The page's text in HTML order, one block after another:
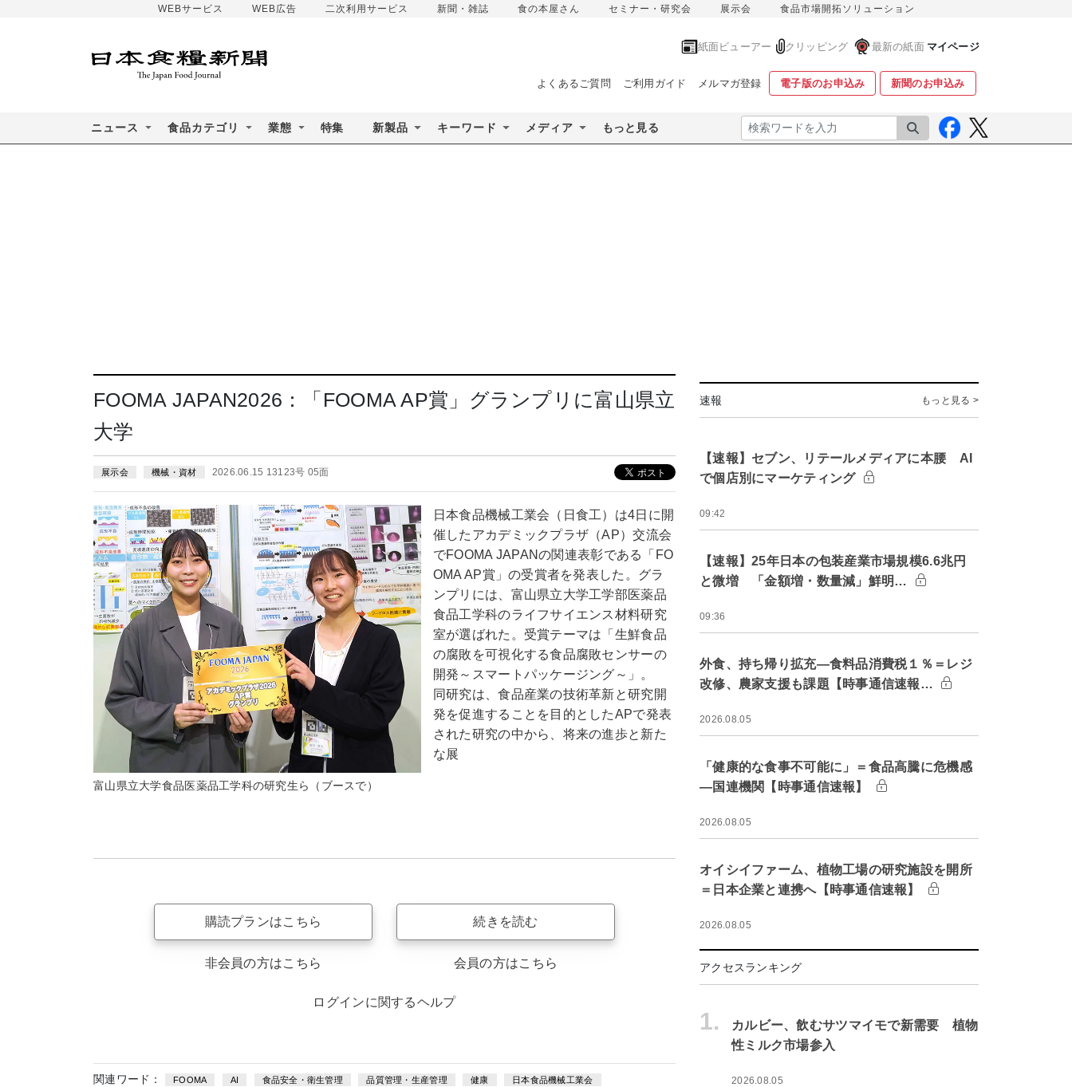
WEBサービス WEB広告 二次利用サービス 新聞・雑誌 食の本屋さん セミナー・研究会 展示会 食品市場開拓ソリューション
紙面ビューアー クリッピング 最新の紙面 マイページ
よくあるご質問 ご利用ガイド メルマガ登録 電子版のお申込み 新聞のお申込み
ニュース 食品カテゴリ 業態 特集 新製品 キーワード メディア もっと見る 検索
FOOMA JAPAN2026：「FOOMA AP賞」グランプリに富山県立
大学
展示会 機械・資材 2026.06.15 13123号 05面
富山県立大学食品医薬品工学科の研究生ら（ブースで）
日本食品機械工業会（日食工）は4日に開
催したアカデミックプラザ（AP）交流会
でFOOMA JAPANの関連表彰である「FO
OMA AP賞」の受賞者を発表した。グラ
ンプリには、富山県立大学工学部医薬品
食品工学科のライフサイエンス材料研究
室が選ばれた。受賞テーマは「生鮮食品
の腐敗を可視化する食品腐敗センサーの
開発～スマートパッケージング～」。
同研究は、食品産業の技術革新と研究開
発を促進することを目的としたAPで発表
された研究の中から、将来の進歩と新た
な展
購読プランはこちら
非会員の方はこちら
続きを読む
会員の方はこちら
ログインに関するヘルプ
関連ワード： FOOMA AI 食品安全・衛生管理 品質管理・生産管理 健康 日本食品機械工業会
速報 もっと見る >
【速報】セブン、リテールメディアに本腰 AI
で個店別にマーケティング
09:42
【速報】25年日本の包装産業市場規模6.6兆円
と微増 「金額増・数量減」鮮明…
09:36
外食、持ち帰り拡充―食料品消費税１％＝レジ
改修、農家支援も課題【時事通信速報…
2026.08.05
「健康的な食事不可能に」＝食品高騰に危機感
―国連機関【時事通信速報】
2026.08.05
オイシイファーム、植物工場の研究施設を開所
＝日本企業と連携へ【時事通信速報】
2026.08.05
アクセスランキング
1.
カルビー、飲むサツマイモで新需要 植物
性ミルク市場参入
2026.08.05